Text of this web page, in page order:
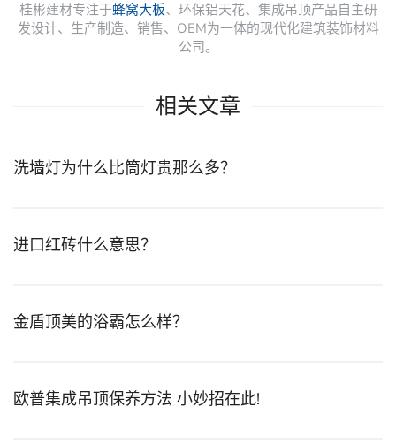
桂彬建材专注于蜂窝大板、环保铝天花、集成吊顶产品自主研
发设计、生产制造、销售、OEM为一体的现代化建筑装饰材料
公司。
相关文章
洗墙灯为什么比筒灯贵那么多？
进口红砖什么意思？
金盾顶美的浴霸怎么样？
欧普集成吊顶保养方法 小妙招在此!